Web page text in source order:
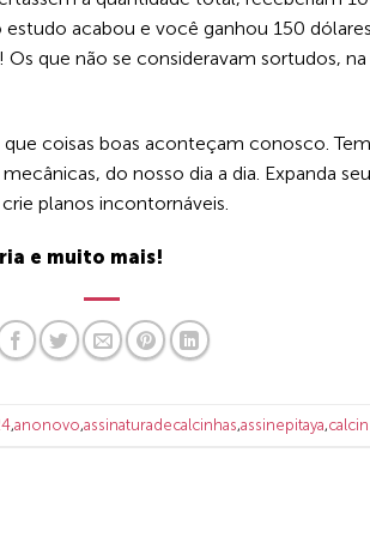
acabou e você ganhou 150
que não se consideravam sortudos,
coisas boas aconteçam conosco.
do nosso dia a dia. Expanda
planos incontornáveis.
e muito mais!
,anonovo,assinaturadecalcinhas,assinepitaya,